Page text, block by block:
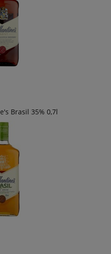
Brasil 35% 0,7l